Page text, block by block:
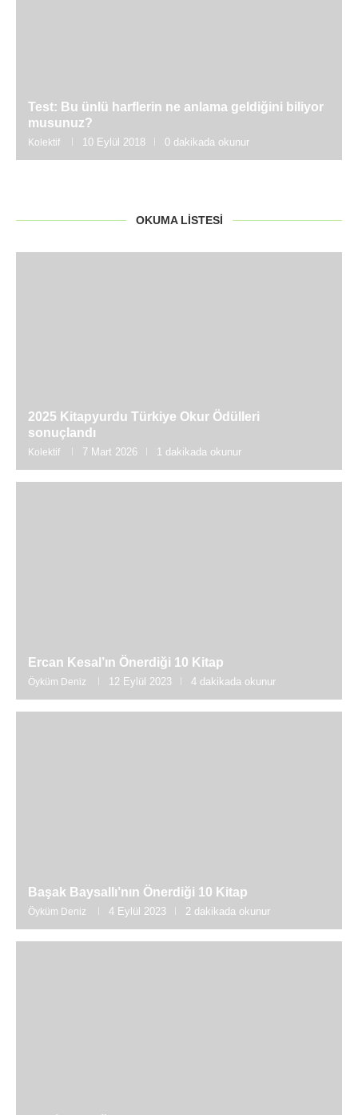
Test: Bu ünlü harflerin ne anlama geldiğini biliyor
musunuz?
Kolektif 10 Eylül 2018 0 dakikada okunur
OKUMA LISTESI
2025 Kitapyurdu Türkiye Okur Ödülleri
sonuçlandı
Kolektif 7 Mart 2026 1 dakikada okunur
Ercan Kesal’ın Önerdiği 10 Kitap
Öyküm Deniz 12 Eylül 2023 4 dakikada okunur
Başak Baysallı’nın Önerdiği 10 Kitap
Öyküm Deniz 4 Eylül 2023 2 dakikada okunur